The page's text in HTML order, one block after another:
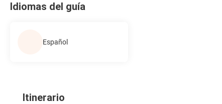
Idiomas del guía
Español
Itinerario